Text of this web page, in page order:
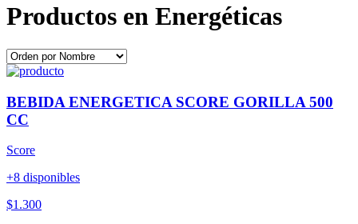
Productos en Energéticas
BEBIDA ENERGETICA SCORE GORILLA 500
CC
Score
+8 disponibles
$1.300